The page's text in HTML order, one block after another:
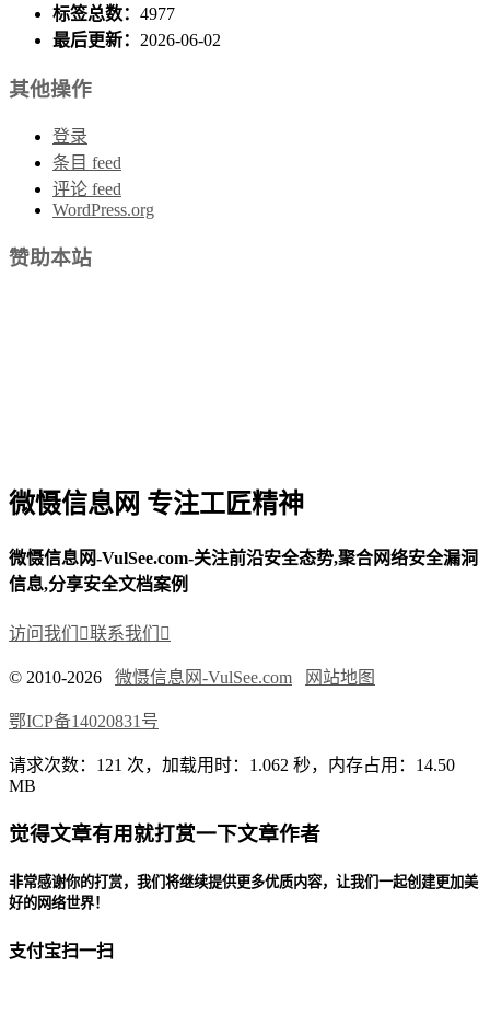
标签总数： 4977
最后更新： 2026-06-02
其他操作
登录
条目 feed
评论 feed
WordPress.org
赞助本站
微慑信息网 专注工匠精神
微慑信息网-VulSee.com-关注前沿安全态势,聚合网络安全漏洞
信息,分享安全文档案例
访问我们 联系我们 
© 2010-2026 微慑信息网-VulSee.com 网站地图
鄂ICP备14020831号
请求次数：121 次，加载用时：1.062 秒，内存占用：14.50
MB
觉得文章有用就打赏一下文章作者
非常感谢你的打赏，我们将继续提供更多优质内容，让我们一起创建更加美
好的网络世界！
支付宝扫一扫